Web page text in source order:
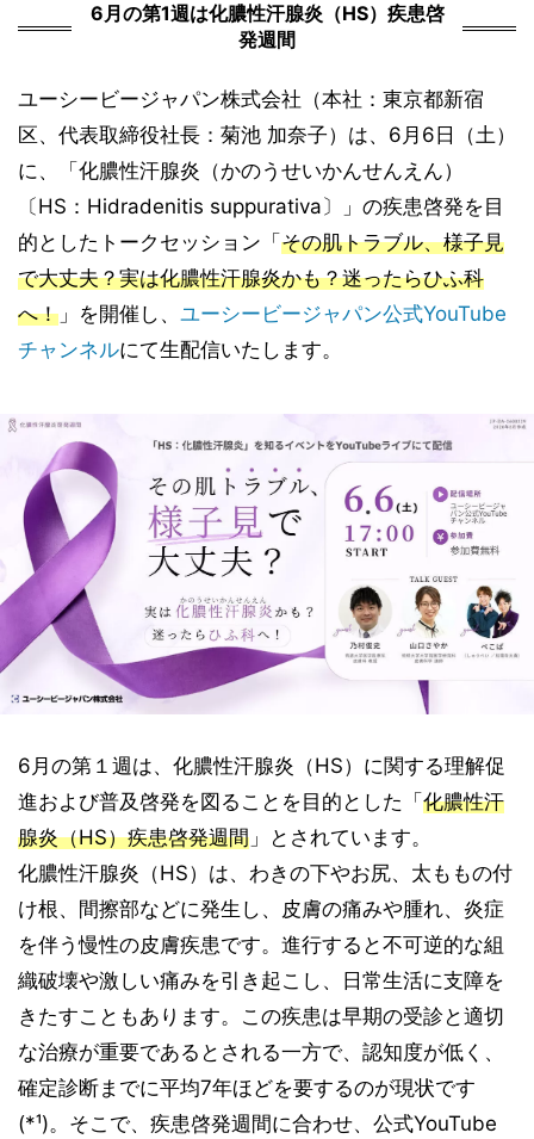
6月の第1週は化膿性汗腺炎（HS）疾患啓
発週間
ユーシービージャパン株式会社（本社：東京都新宿
区、代表取締役社長：菊池 加奈子）は、6月6日（土）
に、「化膿性汗腺炎（かのうせいかんせんえん）
〔HS：Hidradenitis suppurativa〕」の疾患啓発を目
的としたトークセッション「 その肌トラブル、様子見
で大丈夫？実は化膿性汗腺炎かも？迷ったらひふ科
へ！ 」を開催し、 ユーシービージャパン公式YouTube
チャンネルにて生配信いたします。
6月の第１週は、化膿性汗腺炎（HS）に関する理解促
進および普及啓発を図ることを目的とした「 化膿性汗
腺炎（HS）疾患啓発週間 」とされています。
化膿性汗腺炎（HS）は、わきの下やお尻、太ももの付
け根、間擦部などに発生し、皮膚の痛みや腫れ、炎症
を伴う慢性の皮膚疾患です。進行すると不可逆的な組
織破壊や激しい痛みを引き起こし、日常生活に支障を
きたすこともあります。この疾患は早期の受診と適切
な治療が重要であるとされる一方で、認知度が低く、
確定診断までに平均7年ほどを要するのが現状です
(*¹)。そこで、疾患啓発週間に合わせ、公式YouTube